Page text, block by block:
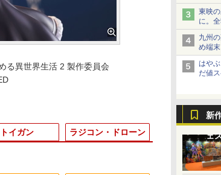
ショ
東映
に。
九州
め端
回は
はや
だ値
新
ェ
る異世界生活 2 製作委員会
トイガン ラジコン・ドローン